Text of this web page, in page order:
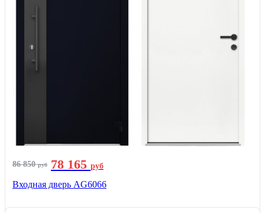
86 850руб 78 165 руб
Входная дверь AG6066